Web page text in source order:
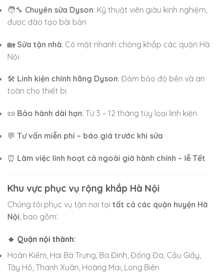
🧑‍🔧 Chuyên sửa Dyson: Kỹ thuật viên giàu kinh nghiệm,
được đào tạo bài bản
🏡 Sửa tận nhà: Có mặt nhanh chóng khắp các quận Hà
Nội
🛠 Linh kiện chính hãng Dyson: Đảm bảo độ bền và an
toàn cho thiết bị
📜 Bảo hành dài hạn: Từ 3 – 12 tháng tùy loại linh kiện
💬 Tư vấn miễn phí – báo giá trước khi sửa
⏰ Làm việc linh hoạt cả ngoài giờ hành chính – lễ Tết
Khu vực phục vụ rộng khắp Hà Nội
Chúng tôi phục vụ tận nơi tại tất cả các quận huyện Hà
Nội, bao gồm:
🔹 Quận nội thành:
Hoàn Kiếm, Hai Bà Trưng, Ba Đình, Đống Đa, Cầu Giấy,
Tây Hồ, Thanh Xuân, Hoàng Mai, Long Biên